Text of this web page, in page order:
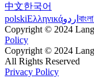
中文한국어
polskiΕλληνικάاردو বাংলা
Copyright © 2024
Policy
Copyright © 2024
All Rights Reserved
Privacy Policy